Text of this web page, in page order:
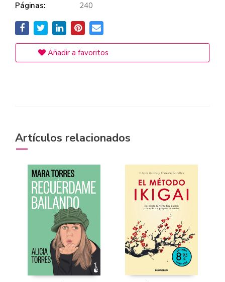
Páginas:
240
Añadir a favoritos
Artículos relacionados